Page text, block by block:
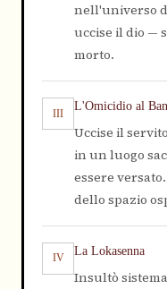
nell'universo
uccise il dio —
morto.
III
L'Omicidio al
Uccise il
in un luogo
essere
dello spazio
IV
La Lokasenna
Insultò